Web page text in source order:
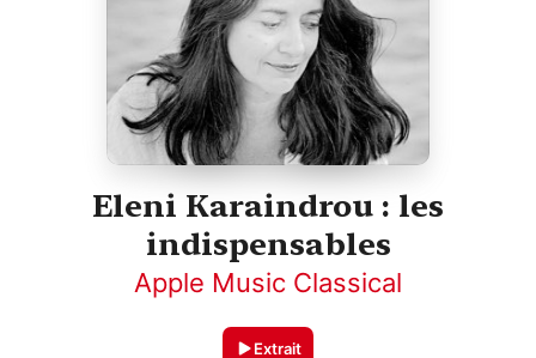
Eleni Karaindrou : les
indispensables
Apple Music Classical
Extrait